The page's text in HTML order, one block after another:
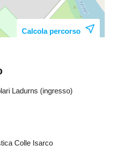
Calcola percorso
Ladurns (ingresso)
Colle Isarco